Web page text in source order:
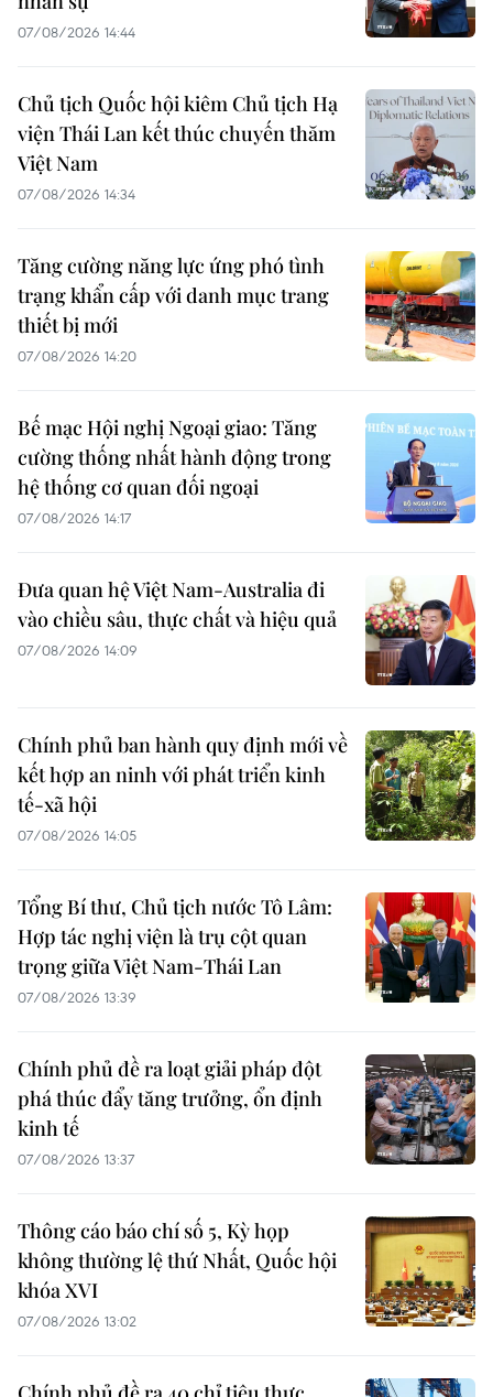
07/08/2026 14:44
Chủ tịch Quốc hội kiêm Chủ tịch Hạ
viện Thái Lan kết thúc chuyến thăm
Việt Nam
07/08/2026 14:34
Tăng cường năng lực ứng phó tình
trạng khẩn cấp với danh mục trang
thiết bị mới
07/08/2026 14:20
Bế mạc Hội nghị Ngoại giao: Tăng
cường thống nhất hành động trong
hệ thống cơ quan đối ngoại
07/08/2026 14:17
Đưa quan hệ Việt Nam-Australia đi
vào chiều sâu, thực chất và hiệu quả
07/08/2026 14:09
Chính phủ ban hành quy định mới về
kết hợp an ninh với phát triển kinh
tế-xã hội
07/08/2026 14:05
Tổng Bí thư, Chủ tịch nước Tô Lâm:
Hợp tác nghị viện là trụ cột quan
trọng giữa Việt Nam-Thái Lan
07/08/2026 13:39
Chính phủ đề ra loạt giải pháp đột
phá thúc đẩy tăng trưởng, ổn định
kinh tế
07/08/2026 13:37
Thông cáo báo chí số 5, Kỳ họp
không thường lệ thứ Nhất, Quốc hội
khóa XVI
07/08/2026 13:02